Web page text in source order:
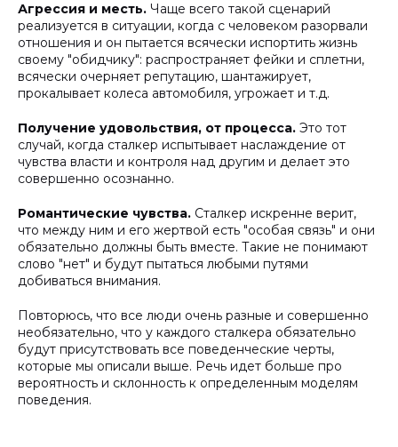
Агрессия и месть. Чаще всего такой сценарий
реализуется в ситуации, когда с человеком разорвали
отношения и он пытается всячески испортить жизнь
своему "обидчику": распространяет фейки и сплетни,
всячески очерняет репутацию, шантажирует,
прокалывает колеса автомобиля, угрожает и т.д.
Получение удовольствия, от процесса. Это тот
случай, когда сталкер испытывает наслаждение от
чувства власти и контроля над другим и делает это
совершенно осознанно.
Романтические чувства. Сталкер искренне верит,
что между ним и его жертвой есть "особая связь" и они
обязательно должны быть вместе. Такие не понимают
слово "нет" и будут пытаться любыми путями
добиваться внимания.
Повторюсь, что все люди очень разные и совершенно
необязательно, что у каждого сталкера обязательно
будут присутствовать все поведенческие черты,
которые мы описали выше. Речь идет больше про
вероятность и склонность к определенным моделям
поведения.